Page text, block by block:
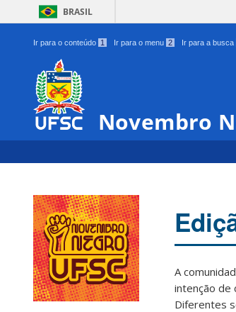
BRASIL
Ir para o conteúdo 1 Ir para o menu 2 Ir para a busca
Novembro
A
intenção de
Diferentes